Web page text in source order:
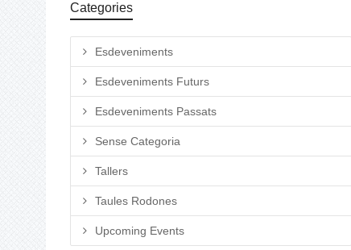
Categories
Esdeveniments
Esdeveniments Futurs
Esdeveniments Passats
Sense Categoria
Tallers
Taules Rodones
Upcoming Events